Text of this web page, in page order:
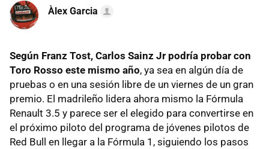
Àlex Garcia
Según Franz Tost, Carlos Sainz Jr podría probar con
Toro Rosso este mismo año, ya sea en algún día de
pruebas o en una sesión libre de un viernes de un gran
premio. El madrileño lidera ahora mismo la Fórmula
Renault 3.5 y parece ser el elegido para convertirse en
el próximo piloto del programa de jóvenes pilotos de
Red Bull en llegar a la Fórmula 1, siguiendo los pasos